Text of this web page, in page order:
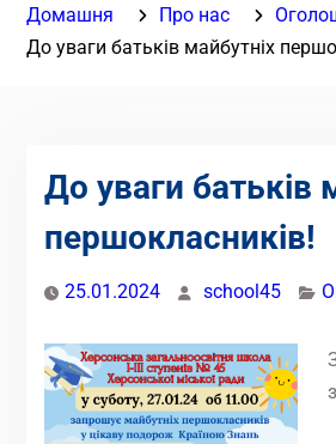
Домашня Про нас
До уваги батьків майбутніх
До уваги батьків
першокласників!
25.01.2024 school45